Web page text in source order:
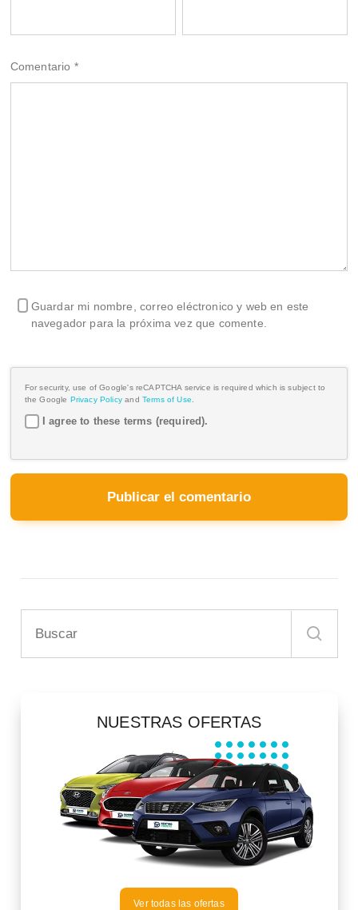
Comentario *
Guardar mi nombre, correo eléctronico y web en este
navegador para la próxima vez que comente.
For security, use of Google's reCAPTCHA service is required which is subject to
the Google Privacy Policy and Terms of Use
I agree to these terms (required).
NUESTRAS OFERTAS
Ver todas las ofertas